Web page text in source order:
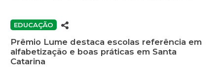
EDUCAÇÃO
Prêmio Lume destaca escolas referência em
alfabetização e boas práticas em Santa
Catarina